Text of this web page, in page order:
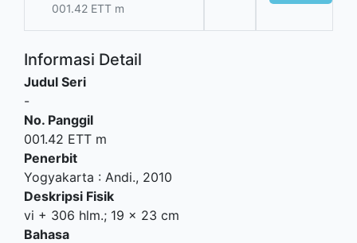
001.42 ETT m
Informasi Detail
Judul Seri
-
No. Panggil
001.42 ETT m
Penerbit
Yogyakarta : Andi., 2010
Deskripsi Fisik
vi + 306 hlm.; 19 x 23 cm
Bahasa